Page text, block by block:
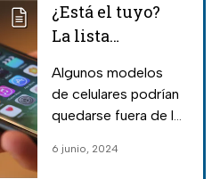
¿Está el tuyo?
La lista
iPhone que
tendrán la
actualización
Algunos modelos
de celulares podrían
quedarse fuera de la
del sistema
6 junio, 2024